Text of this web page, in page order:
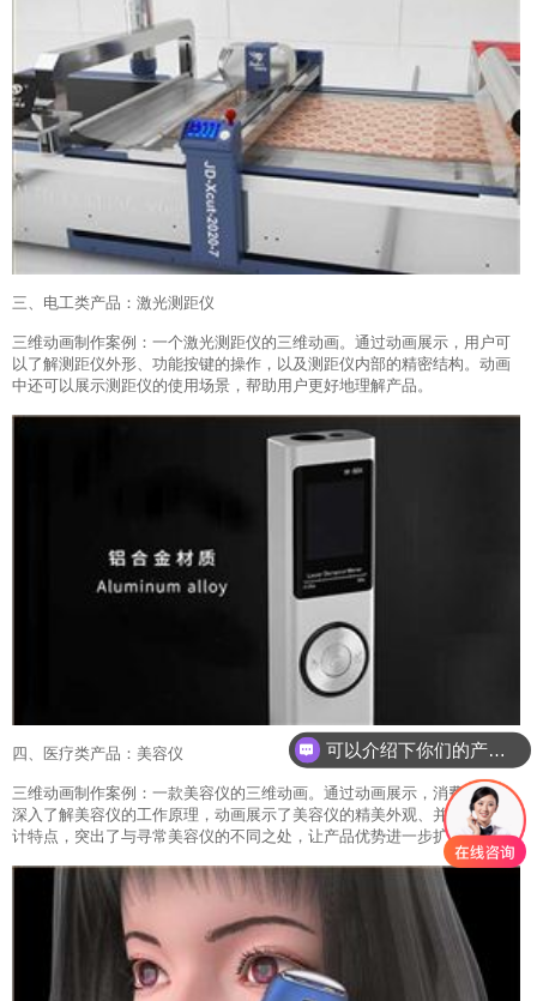
三、电工类产品：激光测距仪
三维动画制作案例：一个激光测距仪的三维动画。通过动画展示，用户可
以了解测距仪外形、功能按键的操作，以及测距仪内部的精密结构。动画
中还可以展示测距仪的使用场景，帮助用户更好地理解产品。
四、医疗类产品：美容仪
三维动画制作案例：一款美容仪的三维动画。通过动画展示，消费者可以
深入了解美容仪的工作原理，动画展示了美容仪的精美外观、并展示了设
计特点，突出了与寻常美容仪的不同之处，让产品优势进一步扩大！
可以介绍下你们的产品么？